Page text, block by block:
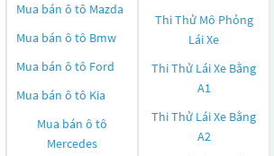
Mua bán ô tô Mazda
Mua bán ô tô Bmw
Mua bán ô tô Ford
Mua bán ô tô Kia
Mua bán ô tô
Mercedes
Thi Thử Mô Phỏng
Lái Xe
Thi Thử Lái Xe Bằng
A1
Thi Thử Lái Xe Bằng
A2